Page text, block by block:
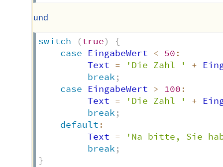
und
switch (true)
{
case EingabeWert < 50 :
         Text
= 'Die Zahl ' +
break ;
case EingabeWert > 100 :
         Text
= 'Die Zahl ' +
break ;
default :
         Text
=
'Na bitte, Sie
break ;
}